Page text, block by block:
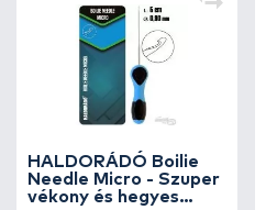
HALDORÁDÓ Boilie
Needle Micro - Szuper
vékony és hegyes